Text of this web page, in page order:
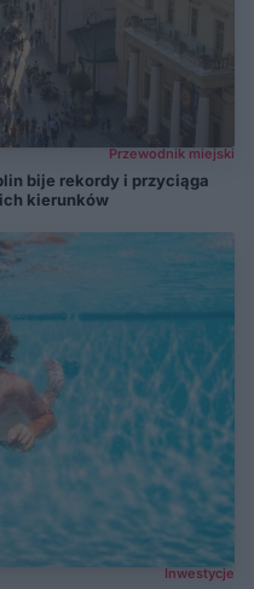
Przewodnik miejski
bije rekordy i przyciąga
kierunków
Inwestycje